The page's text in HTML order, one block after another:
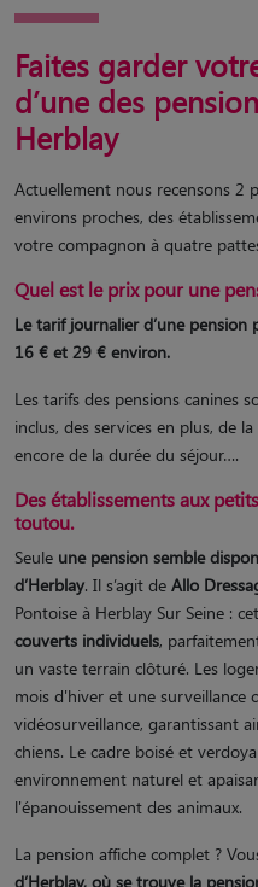
Faites garder
d’une des
Herblay
Actuellement nous recensons 2
environs proches, des
votre compagnon à quatre
Quel est le prix pour une
Le tarif journalier d’une
16 € et 29 € environ.
Les tarifs des pensions canines
inclus, des services en plus, de
encore de la durée du séjour….
Des établissements aux
toutou.
Seule une pension semble
d’Herblay. Il s’agit de Allo
Pontoise à Herblay Sur Seine :
couverts individuels,
un vaste terrain clôturé. Les
mois d'hiver et une surveillance
vidéosurveillance, garantissant
chiens. Le cadre boisé et
environnement naturel et
l'épanouissement des animaux.
La pension affiche complet ?
d’Herblay, où se trouve la